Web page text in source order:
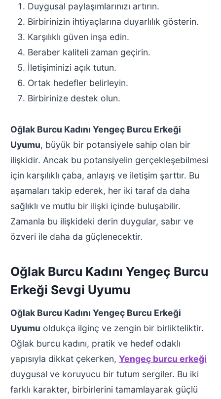
Duygusal paylaşımlarınızı artırın.
Birbirinizin ihtiyaçlarına duyarlılık gösterin.
Karşılıklı güven inşa edin.
Beraber kaliteli zaman geçirin.
İletişiminizi açık tutun.
Ortak hedefler belirleyin.
Birbirinize destek olun.
Oğlak Burcu Kadını Yengeç Burcu Erkeği
Uyumu, büyük bir potansiyele sahip olan bir
ilişkidir. Ancak bu potansiyelin gerçekleşebilmesi
için karşılıklı çaba, anlayış ve iletişim şarttır. Bu
aşamaları takip ederek, her iki taraf da daha
sağlıklı ve mutlu bir ilişki içinde buluşabilir.
Zamanla bu ilişkideki derin duygular, sabır ve
özveri ile daha da güçlenecektir.
Oğlak Burcu Kadını Yengeç Burcu
Erkeği Sevgi Uyumu
Oğlak Burcu Kadını Yengeç Burcu Erkeği
Uyumu oldukça ilginç ve zengin bir birlikteliktir.
Oğlak burcu kadını, pratik ve hedef odaklı
yapısıyla dikkat çekerken, Yengeç burcu erkeği
duygusal ve koruyucu bir tutum sergiler. Bu iki
farklı karakter, birbirlerini tamamlayarak güçlü